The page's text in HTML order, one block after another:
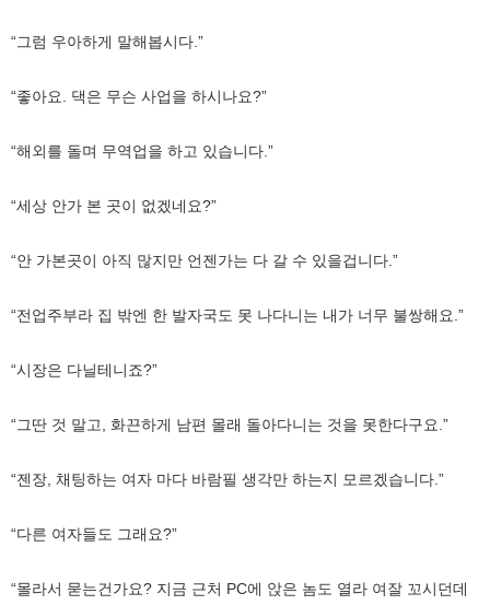
“그럼 우아하게 말해봅시다.”
“좋아요. 댁은 무슨 사업을 하시나요?”
“해외를 돌며 무역업을 하고 있습니다.”
“세상 안가 본 곳이 없겠네요?”
“안 가본곳이 아직 많지만 언젠가는 다 갈 수 있을겁니다.”
“전업주부라 집 밖엔 한 발자국도 못 나다니는 내가 너무 불쌍해요.”
“시장은 다닐테니죠?”
“그딴 것 말고, 화끈하게 남편 몰래 돌아다니는 것을 못한다구요.”
“젠장, 채팅하는 여자 마다 바람필 생각만 하는지 모르겠습니다.”
“다른 여자들도 그래요?”
“몰라서 묻는건가요? 지금 근처 PC에 앉은 놈도 열라 여잘 꼬시던데